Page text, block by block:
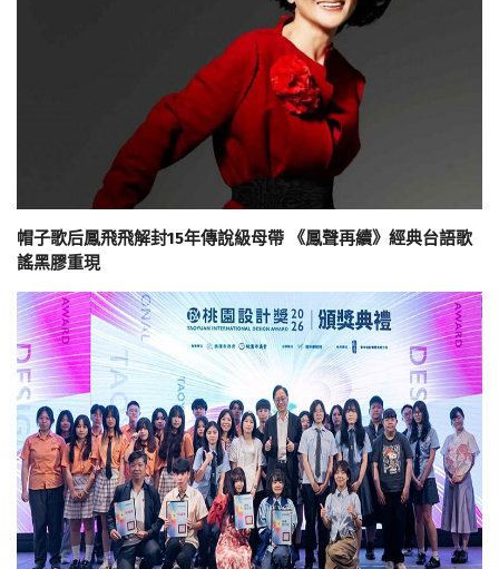
帽子歌后鳳飛飛解封15年傳說級母帶 《鳳聲再續》經典台語歌
謠黑膠重現